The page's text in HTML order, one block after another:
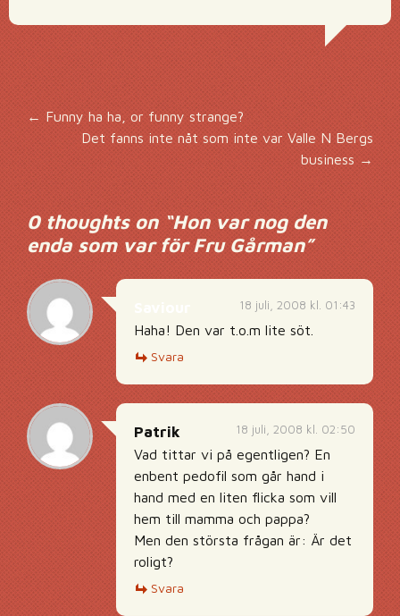
Inläggsnavigering
← Funny ha ha, or funny strange?
Det fanns inte nåt som inte var Valle N Bergs
business→
0 thoughts on “Hon var nog den
enda som var för Fru Gårman”
18 juli, 2008 kl. 01:43
Haha! Den var t.o.m lite söt.
Svara
18 juli, 2008 kl. 02:50
Patrik
Vad tittar vi på egentligen? En
enbent pedofil som går hand i
hand med en liten flicka som vill
hem till mamma och pappa?
Men den största frågan är: Är det
roligt?
Svara